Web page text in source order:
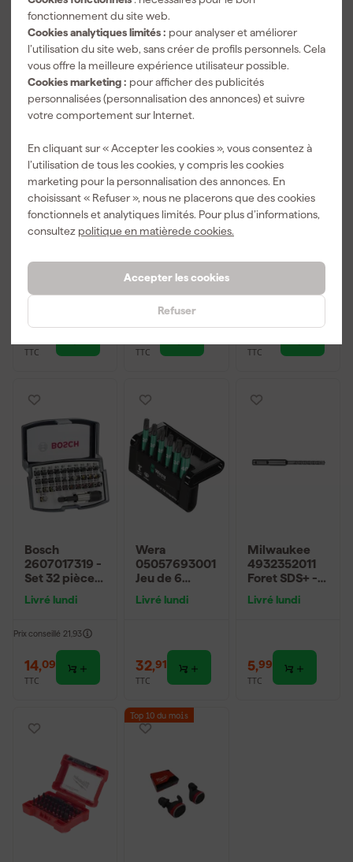
fonctionnement du site web.
Cookies analytiques limités : pour analyser et améliorer
l’utilisation du site web, sans créer de profils personnels. Cela
vous offre la meilleure expérience utilisateur possible.
Cookies marketing : pour afficher des publicités
personnalisées (personnalisation des annonces) et suivre
votre comportement sur Internet.
En cliquant sur « Accepter les cookies », vous consentez à
l’utilisation de tous les cookies, y compris les cookies
marketing pour la personnalisation des annonces. En
choisissant « Refuser », nous ne placerons que des cookies
fonctionnels et analytiques limités. Pour plus d’informations,
consultez politique en matièrede cookies.
Accepter les cookies
Refuser
Accessoires
Makita D-
30667 Jeu
vissage - 31
ceinture
TTC
Makita D-
05175 Forage
parties
Ensemble de
cassette
Livré lundi
TTC
Wera Bit-
(Jeu de
TTC
Bosch
2607017319 -
Set 32 pièces
vissage,
PH2
Livré lundi
Prix conseillé 21,93
14,09
TTC
Wera
05057693001
Jeu de 6
Check 6
Livré lundi
32,91
TTC
Milwaukee
4932352011
Foret SDS+ -
50 mm
Livré lundi
5,99
TTC
Top 10 du mois